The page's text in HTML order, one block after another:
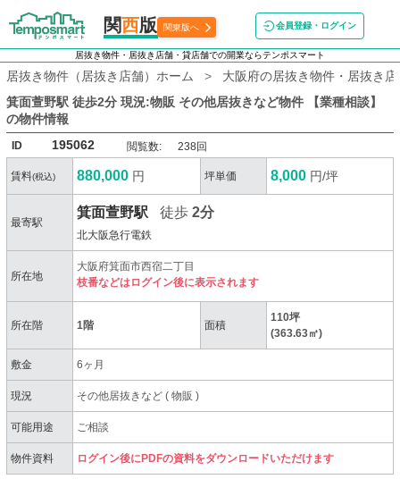
関西版 関東版へ 会員登録・ログイン
居抜き物件・居抜き店舗・貸店舗での開業ならテンポスマート
居抜き物件（居抜き店舗）ホーム
大阪府の居抜き物件・居抜き
箕面萱野駅 徒歩2分 現況:物販 その他居抜きなど物件 【業種相談】
の物件情報
ID 195062 閲覧数: 238回
賃料(税込) 880,000 円 坪単価 8,000 円/坪
最寄駅
箕面萱野駅 徒歩2分
北大阪急行電鉄
所在地
大阪府箕面市西宿二丁目
枝番などはログイン後に表示されます
所在階 1階 面積
110坪
(363.63㎡)
敷金 6ヶ月
現況 その他居抜きなど(物販)
可能用途 ご相談
物件資料 ログイン後にPDFの資料をダウンロードいただけます